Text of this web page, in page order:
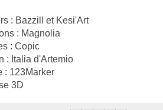
: Bazzill et Kesi'Art
: Magnolia
: Copic
: Italia d'Artemio
: 123Marker
3D